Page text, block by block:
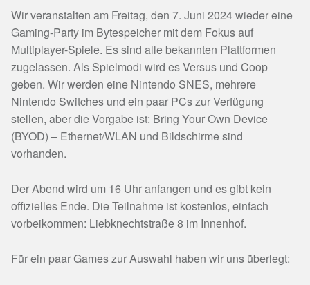
Wir veranstalten am Freitag, den 7. Juni 2024 wieder eine
Gaming-Party im Bytespeicher mit dem Fokus auf
Multiplayer-Spiele. Es sind alle bekannten Plattformen
zugelassen. Als Spielmodi wird es Versus und Coop
geben. Wir werden eine Nintendo SNES, mehrere
Nintendo Switches und ein paar PCs zur Verfügung
stellen, aber die Vorgabe ist: Bring Your Own Device
(BYOD) – Ethernet/WLAN und Bildschirme sind
vorhanden.
Der Abend wird um 16 Uhr anfangen und es gibt kein
offizielles Ende. Die Teilnahme ist kostenlos, einfach
vorbeikommen: Liebknechtstraße 8 im Innenhof.
Für ein paar Games zur Auswahl haben wir uns überlegt: